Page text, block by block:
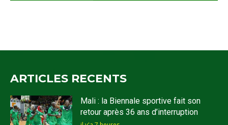
ARTICLES RECENTS
Mali : la Biennale sportive fait son
retour après 36 ans d’interruption